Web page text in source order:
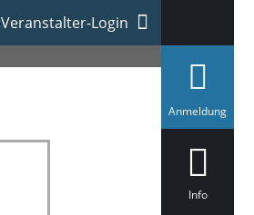
Veranstalter-Login
Anmeldunga
Info